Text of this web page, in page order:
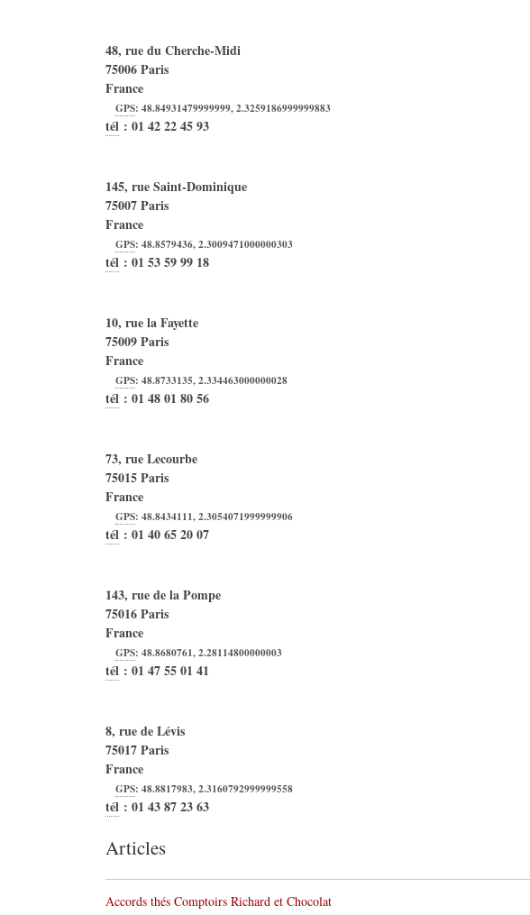
48, rue du Cherche-Midi
75006Paris
France
GPS:48.84931479999999,2.3259186999999883
tél : 01 42 22 45 93
145, rue Saint-Dominique
75007Paris
France
GPS:48.8579436,2.3009471000000303
tél : 01 53 59 99 18
10, rue la Fayette
75009Paris
France
GPS:48.8733135,2.334463000000028
tél : 01 48 01 80 56
73, rue Lecourbe
75015Paris
France
GPS:48.8434111,2.3054071999999906
tél : 01 40 65 20 07
143, rue de la Pompe
75016Paris
France
GPS:48.8680761,2.28114800000003
tél : 01 47 55 01 41
8, rue de Lévis
75017Paris
France
GPS:48.8817983,2.3160792999999558
tél : 01 43 87 23 63
Articles
Accords thés Comptoirs Richard et Chocolat